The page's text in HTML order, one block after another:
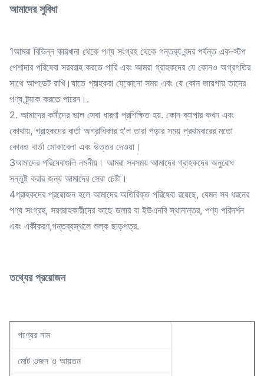
আমাদের সুবিধা
1আমরা বিভিন্ন কারখানা থেকে পণ্য সংগ্রহ থেকে গন্তব্য বন্দর পর্যন্ত এক-স্টপ
পেশাদার পরিষেবা সরবরাহ করতে পারি এবং আমরা গ্রাহকদের যে কোনও অগ্রগতির
সাথে আপডেট রাখি।যাতে গ্রাহকরা যেকোনো সময় এবং যে কোন জায়গায় তাদের
পণ্য ট্র্যাক করতে পারেন।.
2. আমাদের কর্মীদের ভাল সেবা ধারণা প্রশিক্ষিত হয়. কোন ব্যাপার কখন এবং
কোথায়, গ্রাহকদের বার্তা অগ্রাধিকার হ'ল তারা পড়ার সময় প্রথমবারের মতো
কোনও বার্তা মোকাবেলা এবং উত্তর দেওয়া।
3আমাদের পরিষেবাগুলি নমনীয়। আমরা সবসময় আমাদের গ্রাহকদের অনুরোধ
সন্তুষ্ট করার জন্য আমাদের সেরা চেষ্টা।
4গ্রাহকদের প্রয়োজন হলে আমাদের অতিরিক্ত পরিষেবা রয়েছে, যেমন সব ধরনের
পণ্য সংগ্রহ, সরবরাহকারীদের কাছে ডলার বা ইউএনবি স্থানান্তর, পণ্য পরিদর্শন
এবং একীকরণ,গন্তব্যস্থলে শুল্ক ছাড়পত্র.
তথ্যের প্রয়োজন
পণ্যের নাম
মোট ওজন ও আয়তন